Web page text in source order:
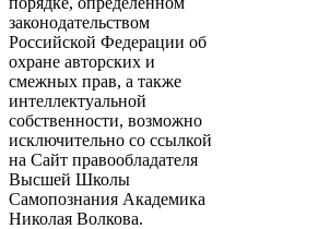
законодательством
Российской Федерации об
охране авторских и
смежных прав, а также
интеллектуальной
собственности, возможно
исключительно со ссылкой
на Сайт правообладателя
Высшей Школы
Самопознания Академика
Николая Волкова.